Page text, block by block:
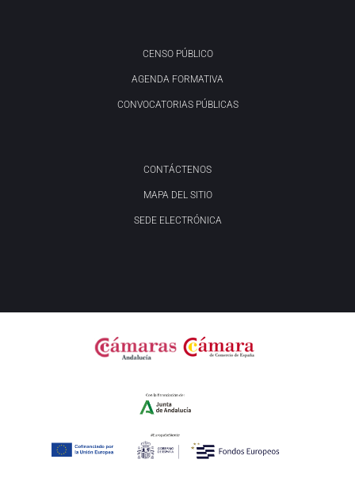
CENSO PÚBLICO
AGENDA FORMATIVA
CONVOCATORIAS PÚBLICAS
CONTÁCTENOS
MAPA DEL SITIO
SEDE ELECTRÓNICA